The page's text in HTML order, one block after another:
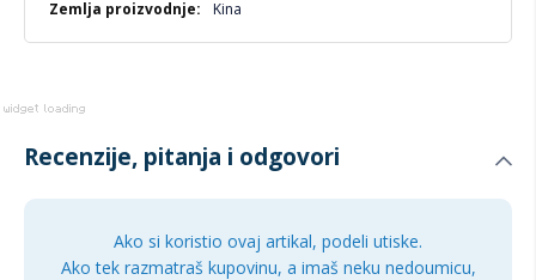
Kina
Recenzije, pitanja i odgovori
Ako si koristio ovaj artikal, podeli utiske.
Ako tek razmatraš kupovinu, a imaš neku nedoumicu,